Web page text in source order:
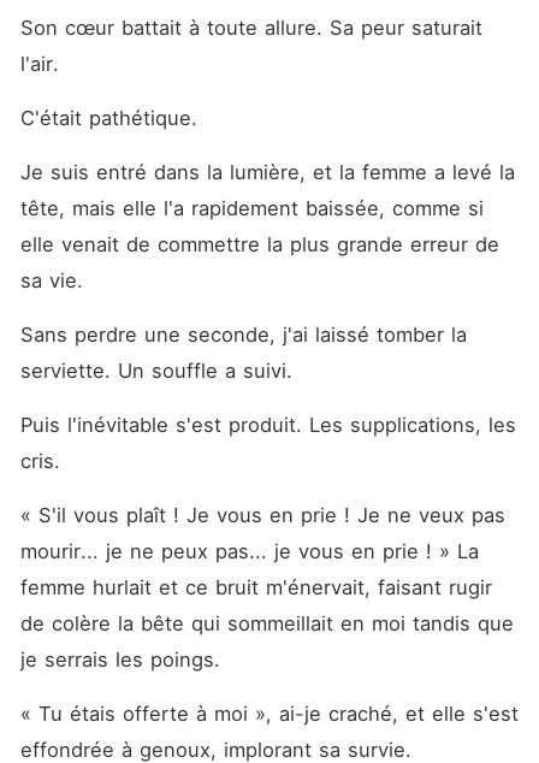
Son cœur battait à toute allure. Sa peur saturait
l'air.
C'était pathétique.
Je suis entré dans la lumière, et la femme a levé la
tête, mais elle l'a rapidement baissée, comme si
elle venait de commettre la plus grande erreur de
sa vie.
Sans perdre une seconde, j'ai laissé tomber la
serviette. Un souffle a suivi.
Puis l'inévitable s'est produit. Les supplications, les
cris.
« S'il vous plaît ! Je vous en prie ! Je ne veux pas
mourir... je ne peux pas... je vous en prie ! » La
femme hurlait et ce bruit m'énervait, faisant rugir
de colère la bête qui sommeillait en moi tandis que
je serrais les poings.
« Tu étais offerte à moi », ai-je craché, et elle s'est
effondrée à genoux, implorant sa survie.